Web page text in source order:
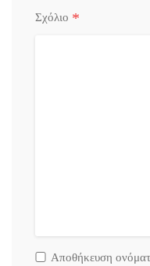
Σχόλιο *
Αποθήκευση